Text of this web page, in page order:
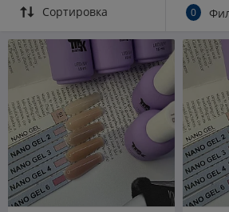
нетолстым выравнивающим слоем.
Подходит для тонких, ослабленных
не стоят обычные базы.
Сортировка 0